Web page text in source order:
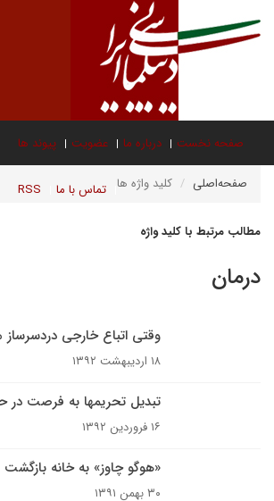
صفحه نخست درباره ما عضویت پیوند ها
تماس با ما RSS صفحه‌اصلی کلید واژه ها
مطالب مرتبط با کلید واژه
درمان
وقتی اتباع خارجی
۱۸ اردیبهشت ۱۳۹۲
تبدیل تحریمها به فرصت در
۱۶ فروردین ۱۳۹۲
«هوگو چاوز» به خانه بازگشت
۳۰ بهمن ۱۳۹۱